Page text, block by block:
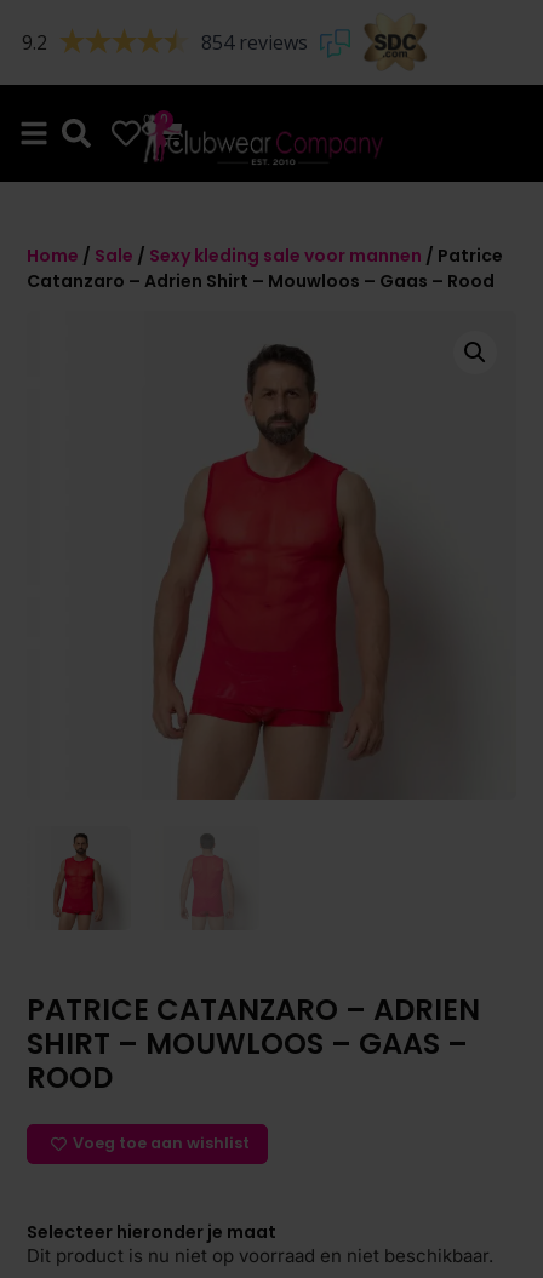
9.2 854 reviews
0 0
Home / Sale / Sexy kleding sale voor mannen / Patrice
Catanzaro – Adrien Shirt – Mouwloos – Gaas – Rood
PATRICE CATANZARO – ADRIEN
SHIRT – MOUWLOOS – GAAS –
ROOD
Voeg toe aan wishlist
Selecteer hieronder je maat
Dit product is nu niet op voorraad en niet beschikbaar.